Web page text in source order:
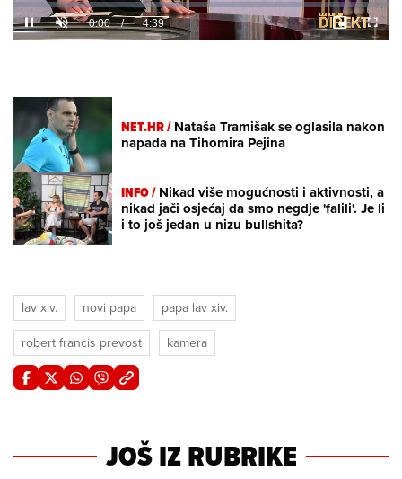
Unmute /
Loaded:
5.20%
NET.HR /Nataša Tramišak se oglasila nakon
napada na Tihomira Pejina
INFO /Nikad više mogućnosti i aktivnosti, a
nikad jači osjećaj da smo negdje 'falili'. Je li
i to još jedan u nizu bullshita?
lav xiv. novi papa
papa lav xiv.
robert francis prevost
kamera
JOŠ IZ RUBRIKE